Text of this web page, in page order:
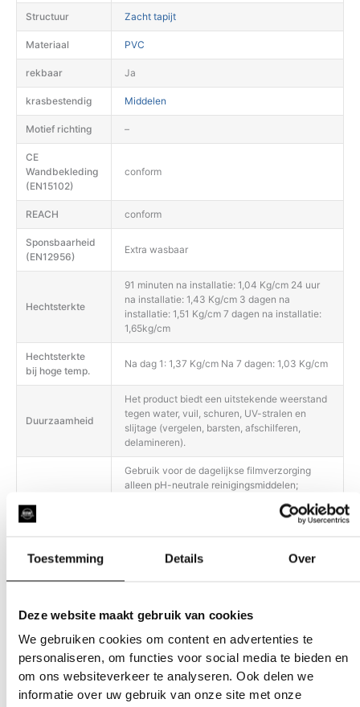
Toestemming Details Over
Deze website maakt gebruik van cookies
We gebruiken cookies om content en advertenties te
personaliseren, om functies voor social media te bieden en
om ons websiteverkeer te analyseren. Ook delen we
informatie over uw gebruik van onze site met onze
Structuur Zacht tapijt
Materiaal PVC
rekbaar Ja
krasbestendig Middelen
Motief richting –
CE
Wandbekleding
(EN15102)
conform
REACH conform
Sponsbaarheid
(EN12956)
Extra wasbaar
Hechtsterkte
91 minuten na installatie: 1,04 Kg/cm 24 uur
na installatie: 1,43 Kg/cm 3 dagen na
installatie: 1,51 Kg/cm 7 dagen na installatie:
1,65kg/cm
Hechtsterkte
bij hoge temp.
Na dag 1: 1,37 Kg/cm Na 7 dagen: 1,03 Kg/cm
Duurzaamheid
Het product biedt een uitstekende weerstand
tegen water, vuil, schuren, UV-stralen en
slijtage (vergelen, barsten, afschilferen,
delamineren).
Gebruik voor de dagelijkse filmverzorging
alleen pH-neutrale reinigingsmiddelen;
basische pH. Heet water (niet koken) kan
Gerelateerde producten